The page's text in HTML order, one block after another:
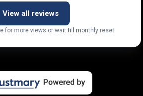
View all reviews
for more views or wait till monthly reset.